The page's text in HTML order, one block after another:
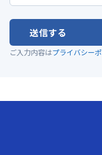
送信する
ご入力内容はプライバシー